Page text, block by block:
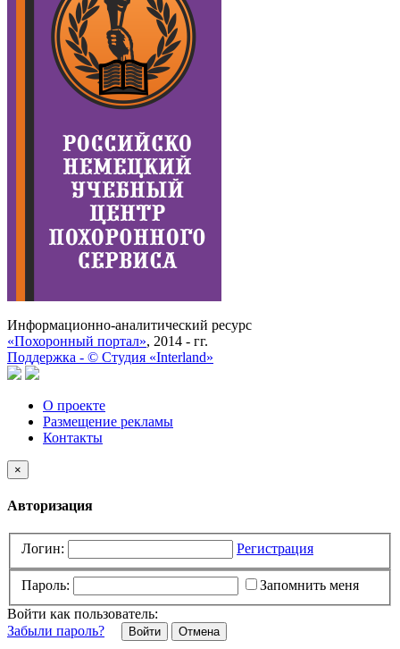
Информационно-аналитический ресурс
«Похоронный портал», 2014 - гг.
Поддержка - © Cтудия «Interland»
О проекте
Размещение рекламы
Контакты
×
Авторизация
Логин: Регистрация
Пароль:
Запомнить меня
Войти как пользователь:
Забыли пароль?
Отмена